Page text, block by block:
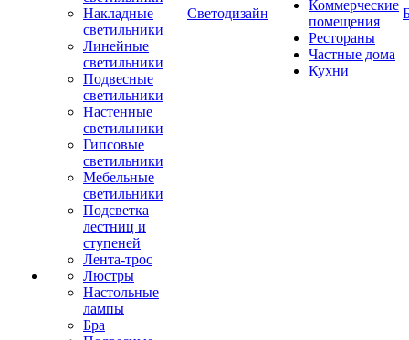
Накладные
светильники
Линейные
светильники
Подвесные
светильники
Настенные
светильники
Гипсовые
светильники
Мебельные
светильники
Подсветка
лестниц и
ступеней
Лента-трос
Люстры
Настольные
лампы
Бра
Светодизайн
Коммерческие
помещения
Рестораны
Частные дома
Кухни